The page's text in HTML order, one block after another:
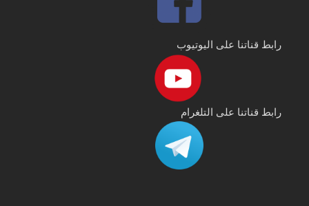
رابط قناتنا على اليوتيوب
رابط قناتنا على التلغرام